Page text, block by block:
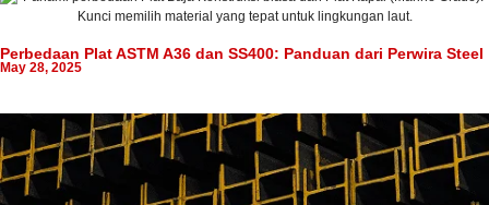
Perbedaan Plat ASTM A36 dan SS400: Panduan dari Perwira Steel
May 28, 2025